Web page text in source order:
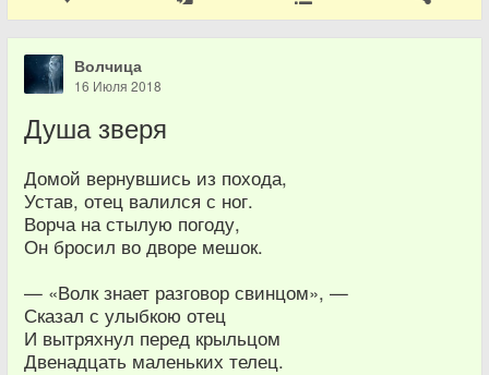
Волчица
16 Июля 2018
Душа зверя
Домой вернувшись из похода,
Устав, отец валился с ног.
Ворча на стылую погоду,
Он бросил во дворе мешок.
— «Волк знает разговор свинцом», —
Сказал с улыбкою отец
И вытряхнул перед крыльцом
Двенадцать маленьких телец.